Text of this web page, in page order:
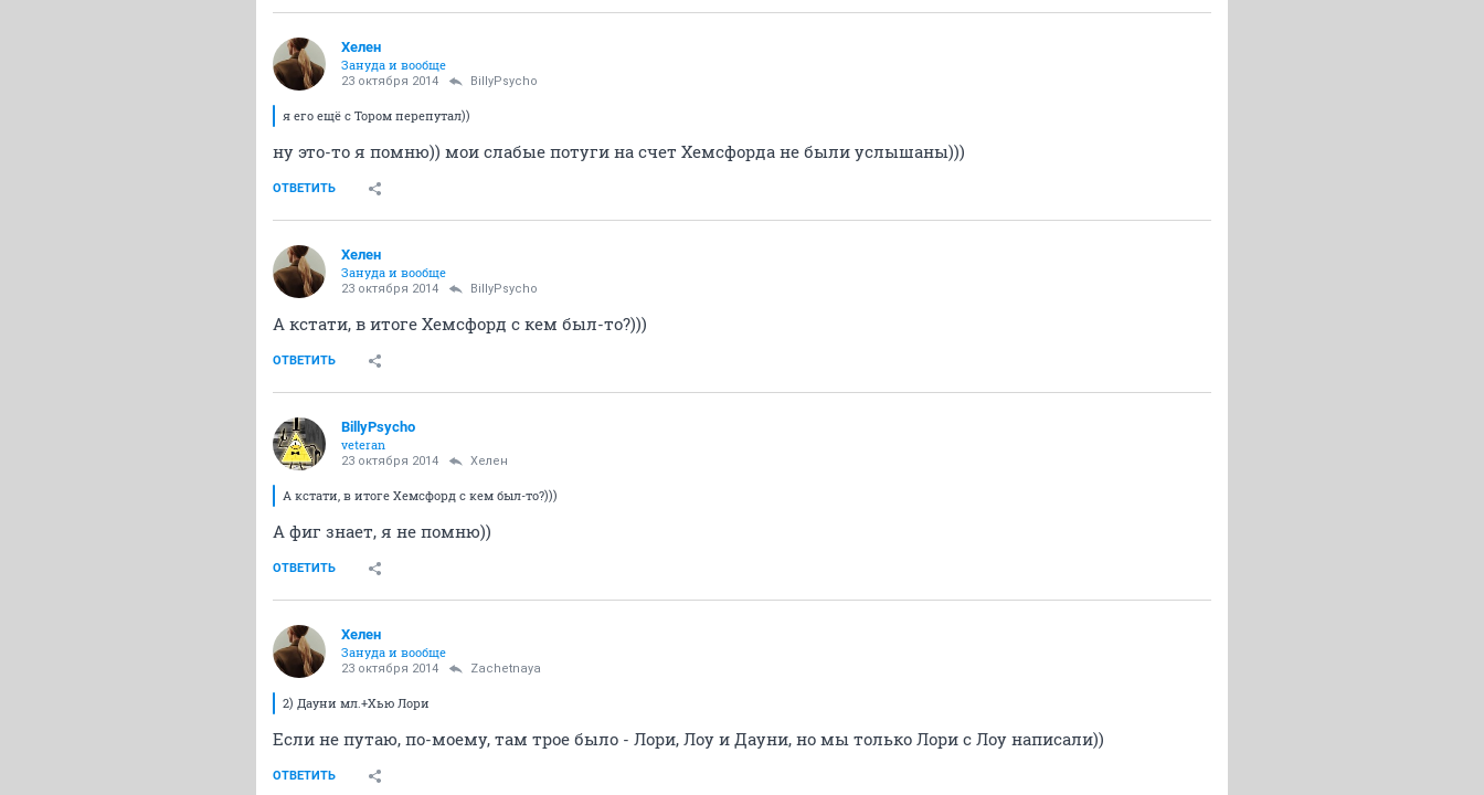
Хелен
Зануда и вообще
23 октября 2014 BillyPsycho
я его ещё с Тором перепутал))
ну это-то я помню)) мои слабые потуги на счет Хемсфорда не были услышаны)))
ОТВЕТИТЬ
Хелен
Зануда и вообще
23 октября 2014 BillyPsycho
А кстати, в итоге Хемсфорд с кем был-то?)))
ОТВЕТИТЬ
BillyPsycho
veteran
23 октября 2014 Хелен
А кстати, в итоге Хемсфорд с кем был-то?)))
А фиг знает, я не помню))
ОТВЕТИТЬ
Хелен
Зануда и вообще
23 октября 2014 Zachetnaya
2) Дауни мл.+Хью Лори
Если не путаю, по-моему, там трое было - Лори, Лоу и Дауни, но мы только Лори с Лоу написали))
ОТВЕТИТЬ